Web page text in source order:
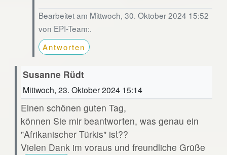
Bearbeitet am Mittwoch, 30. Oktober 2024 15:52
von EPI-Team:.
Antworten
Susanne Rüdt
Mittwoch, 23. Oktober 2024 15:14
Einen schönen guten Tag,
können Sie mir beantworten, was genau ein
"Afrikanischer Türkis" ist??
Vielen Dank im voraus und freundliche Grüße